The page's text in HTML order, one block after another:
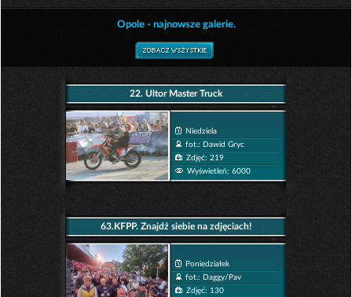
Opole - najnowsze galerie.
22. Ultor Master Truck
Niedziela
fot.: Dawid Gryc
Zdjęć: 219
Wyświetleń: 6000
63.KFPP. Znajdź siebie na zdjęciach!
Poniedziałek
fot.: Daggy/Pav
Zdjęć: 130